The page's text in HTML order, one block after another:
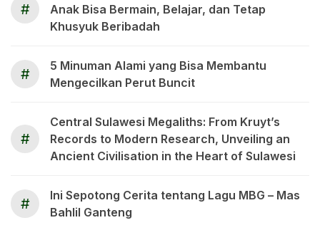
#
Anak Bisa Bermain, Belajar, dan Tetap
Khusyuk Beribadah
#
5 Minuman Alami yang Bisa Membantu
Mengecilkan Perut Buncit
#
Central Sulawesi Megaliths: From Kruyt’s
Records to Modern Research, Unveiling an
Ancient Civilisation in the Heart of Sulawesi
#
Ini Sepotong Cerita tentang Lagu MBG – Mas
Bahlil Ganteng